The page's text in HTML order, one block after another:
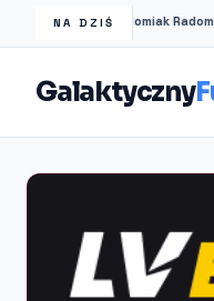
NA DZIŚ
Radomiak Radom –:–
Galaktyczny